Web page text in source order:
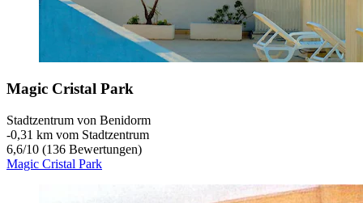
Magic Cristal Park
Stadtzentrum von Benidorm
‐0,31 km vom Stadtzentrum
6,6/10 (136 Bewertungen)
Magic Cristal Park